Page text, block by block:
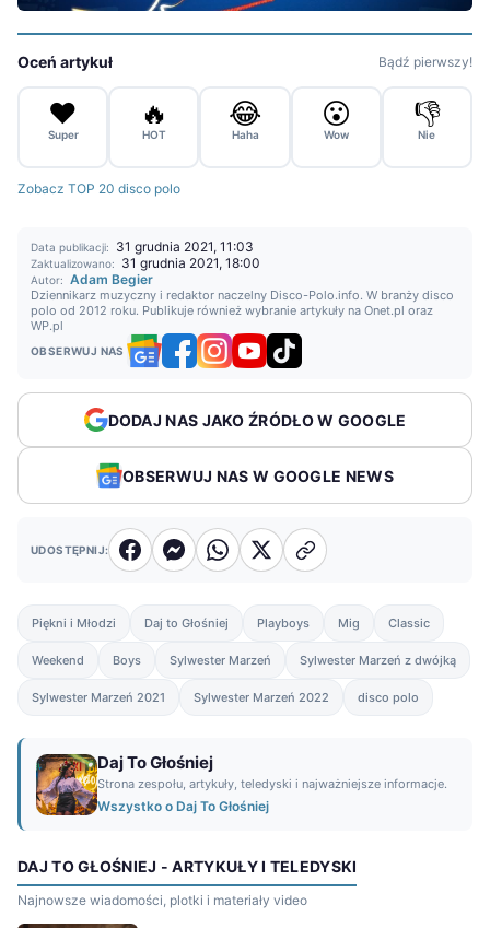
Oceń artykuł Bądź pierwszy!
❤️
Super
🔥
HOT
😂
Haha
😮
Wow
👎
Nie
Zobacz TOP 20 disco polo
Data publikacji: 31 grudnia 2021, 11:03
Zaktualizowano: 31 grudnia 2021, 18:00
Autor: Adam Begier
Dziennikarz muzyczny i redaktor naczelny Disco-Polo.info. W branży disco
polo od 2012 roku. Publikuje również wybranie artykuły na Onet.pl oraz
WP.pl
OBSERWUJ NAS
DODAJ NAS JAKO ŹRÓDŁO W GOOGLE
OBSERWUJ NAS W GOOGLE NEWS
UDOSTĘPNIJ:
Piękni i Młodzi Daj to Głośniej Playboys Mig Classic
Weekend Boys Sylwester Marzeń Sylwester Marzeń z dwójką
Sylwester Marzeń 2021 Sylwester Marzeń 2022 disco polo
Daj To Głośniej
Strona zespołu, artykuły, teledyski i najważniejsze informacje.
Wszystko o Daj To Głośniej
DAJ TO GŁOŚNIEJ - ARTYKUŁY I TELEDYSKI
Najnowsze wiadomości, plotki i materiały video